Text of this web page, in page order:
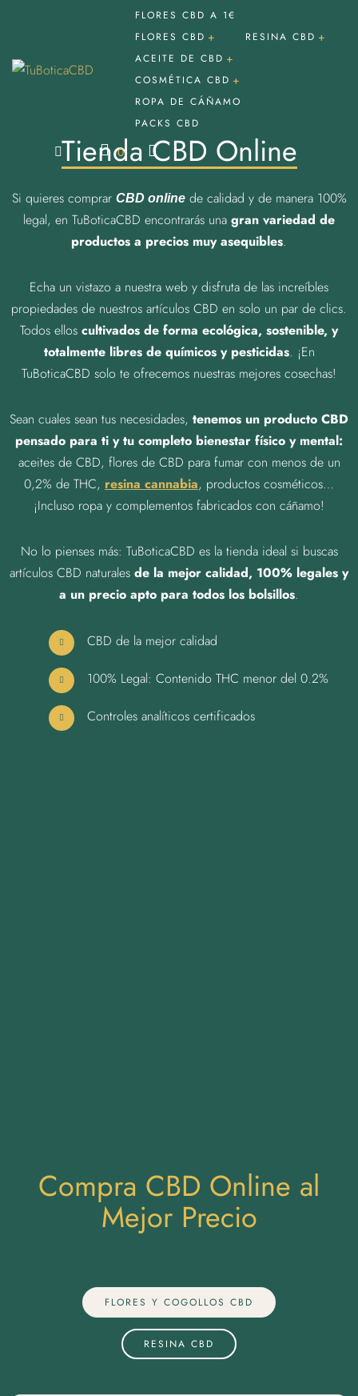
FLORES CBD A 1€
FLORES CBD
Flores CBD Indoor
Flores CBD Outdoor
Flores CBD Greenhouse
Flores CBD Premium
Flores CBD Baratas
RESINA CBD
Hachis CBD
ACEITE DE CBD
Aceite CBD 10
Aceite CBD 20
Aceite CBD con melatonina
COSMÉTICA CBD
Crema CBD antiinflamatoria
ROPA DE CÁÑAMO
PACKS CBD
0
Tienda CBD Online
Si quieres comprar CBD onlinede calidad y de manera 100%
legal, en TuBoticaCBD encontrarás una gran variedad de
productos a precios muy asequibles.
Echa un vistazo a nuestra web y disfruta de las increíbles
propiedades de nuestros artículos CBD en solo un par de clics.
Todos ellos cultivados de forma ecológica, sostenible, y
totalmente libres de químicos y pesticidas. ¡En
TuBoticaCBD solo te ofrecemos nuestras mejores cosechas!
Sean cuales sean tus necesidades, tenemos un producto CBD
pensado para ti y tu completo bienestar físico y mental:
aceites de CBD, flores de CBD para fumar con menos de un
0,2% de THC, resina cannabia, productos cosméticos…
¡Incluso ropa y complementos fabricados con cáñamo!
No lo pienses más: TuBoticaCBD es la tienda ideal si buscas
artículos CBD naturales de la mejor calidad, 100% legales y
a un precio apto para todos los bolsillos.
CBD de la mejor calidad
100% Legal: Contenido THC menor del 0.2%
Controles analíticos certificados
Compra CBD Online al
Mejor Precio
FLORES Y COGOLLOS CBD
RESINA CBD